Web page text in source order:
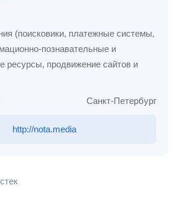
(поисковики, платежные системы,
познавательные и
ресурсы, продвижение сайтов и
Санкт-Петербург
http://nota.media